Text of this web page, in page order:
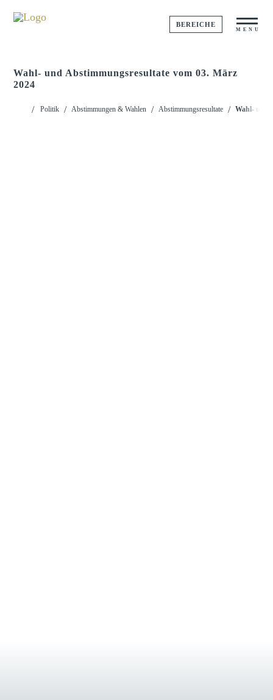
MENU
BEREICHE
Wahl- und Abstimmungsresultate vom 03. März
2024
Politik Abstimmungen & Wahlen Abstimmungsresultate Wahl- und